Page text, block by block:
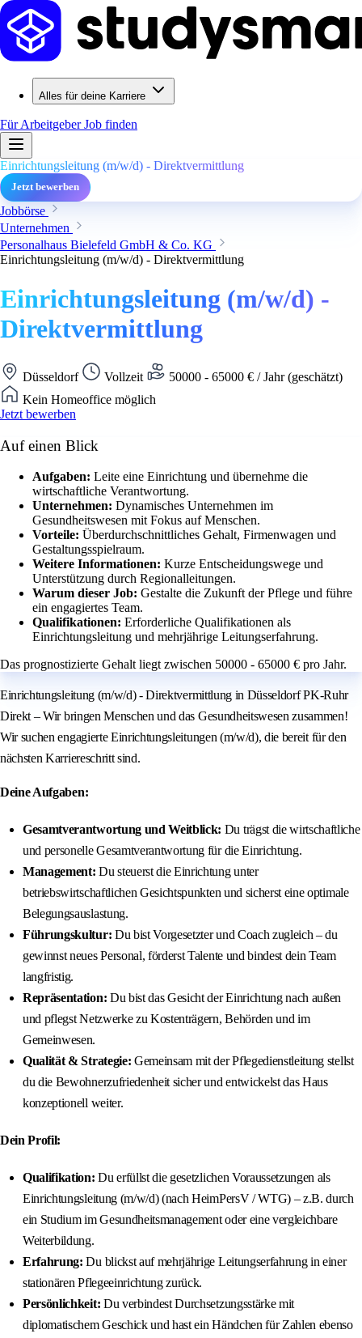
Alles für deine Karriere
Für ArbeitgeberJob finden
Einrichtungsleitung (m/w/d) - Direktvermittlung
Jetzt bewerben
Jobbörse
Unternehmen
Personalhaus Bielefeld GmbH & Co. KG
Einrichtungsleitung (m/w/d) - Direktvermittlung
Einrichtungsleitung (m/w/d) -
Direktvermittlung
Düsseldorf Vollzeit
50000 - 65000 € / Jahr (geschätzt)
Kein Homeoffice möglich
Jetzt bewerben
Auf einen Blick
Aufgaben: Leite eine Einrichtung und übernehme die
wirtschaftliche Verantwortung.
Unternehmen: Dynamisches Unternehmen im
Gesundheitswesen mit Fokus auf Menschen.
Vorteile: Überdurchschnittliches Gehalt, Firmenwagen und
Gestaltungsspielraum.
Weitere Informationen: Kurze Entscheidungswege und
Unterstützung durch Regionalleitungen.
Warum dieser Job: Gestalte die Zukunft der Pflege und führe
ein engagiertes Team.
Qualifikationen: Erforderliche Qualifikationen als
Einrichtungsleitung und mehrjährige Leitungserfahrung.
Das prognostizierte Gehalt liegt zwischen 50000 - 65000 € pro Jahr.
Einrichtungsleitung (m/w/d) - Direktvermittlung in Düsseldorf PK-Ruhr
Direkt – Wir bringen Menschen und das Gesundheitswesen zusammen!
Wir suchen engagierte Einrichtungsleitungen (m/w/d), die bereit für den
nächsten Karriereschritt sind.
Deine Aufgaben:
Gesamtverantwortung und Weitblick: Du trägst die wirtschaftliche
und personelle Gesamtverantwortung für die Einrichtung.
Management: Du steuerst die Einrichtung unter
betriebswirtschaftlichen Gesichtspunkten und sicherst eine optimale
Belegungsauslastung.
Führungskultur: Du bist Vorgesetzter und Coach zugleich – du
gewinnst neues Personal, förderst Talente und bindest dein Team
langfristig.
Repräsentation: Du bist das Gesicht der Einrichtung nach außen
und pflegst Netzwerke zu Kostenträgern, Behörden und im
Gemeinwesen.
Qualität & Strategie: Gemeinsam mit der Pflegedienstleitung stellst
du die Bewohnerzufriedenheit sicher und entwickelst das Haus
konzeptionell weiter.
Dein Profil:
Qualifikation: Du erfüllst die gesetzlichen Voraussetzungen als
Einrichtungsleitung (m/w/d) (nach HeimPersV / WTG) – z.B. durch
ein Studium im Gesundheitsmanagement oder eine vergleichbare
Weiterbildung.
Erfahrung: Du blickst auf mehrjährige Leitungserfahrung in einer
stationären Pflegeeinrichtung zurück.
Persönlichkeit: Du verbindest Durchsetzungsstärke mit
diplomatischem Geschick und hast ein Händchen für Zahlen ebenso